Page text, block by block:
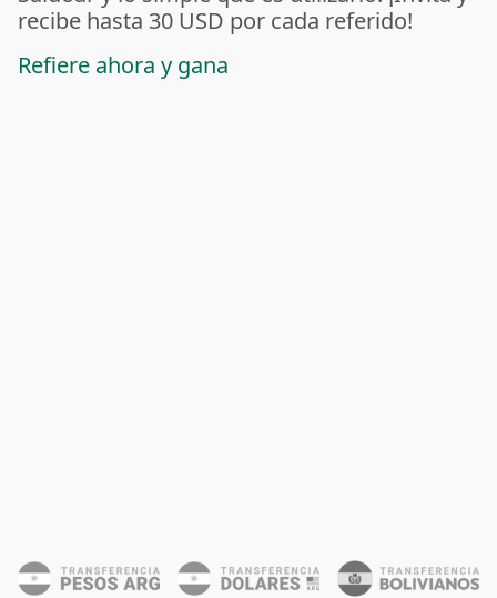
recibe hasta 30 USD por cada referido!
Refiere ahora y gana